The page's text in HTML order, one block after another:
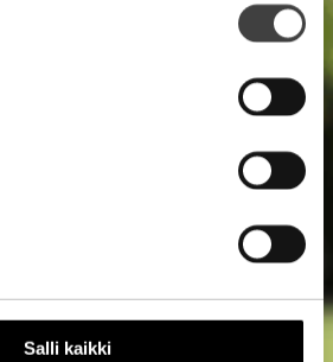
Salli kaikki